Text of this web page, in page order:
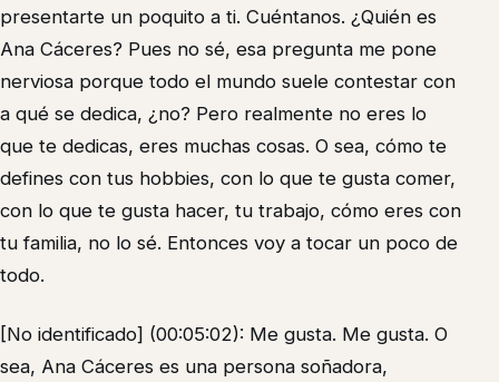
presentarte un poquito a ti. Cuéntanos. ¿Quién es
Ana Cáceres? Pues no sé, esa pregunta me pone
nerviosa porque todo el mundo suele contestar con
a qué se dedica, ¿no? Pero realmente no eres lo
que te dedicas, eres muchas cosas. O sea, cómo te
defines con tus hobbies, con lo que te gusta comer,
con lo que te gusta hacer, tu trabajo, cómo eres con
tu familia, no lo sé. Entonces voy a tocar un poco de
todo.
[No identificado] (00:05:02): Me gusta. Me gusta. O
sea, Ana Cáceres es una persona soñadora,